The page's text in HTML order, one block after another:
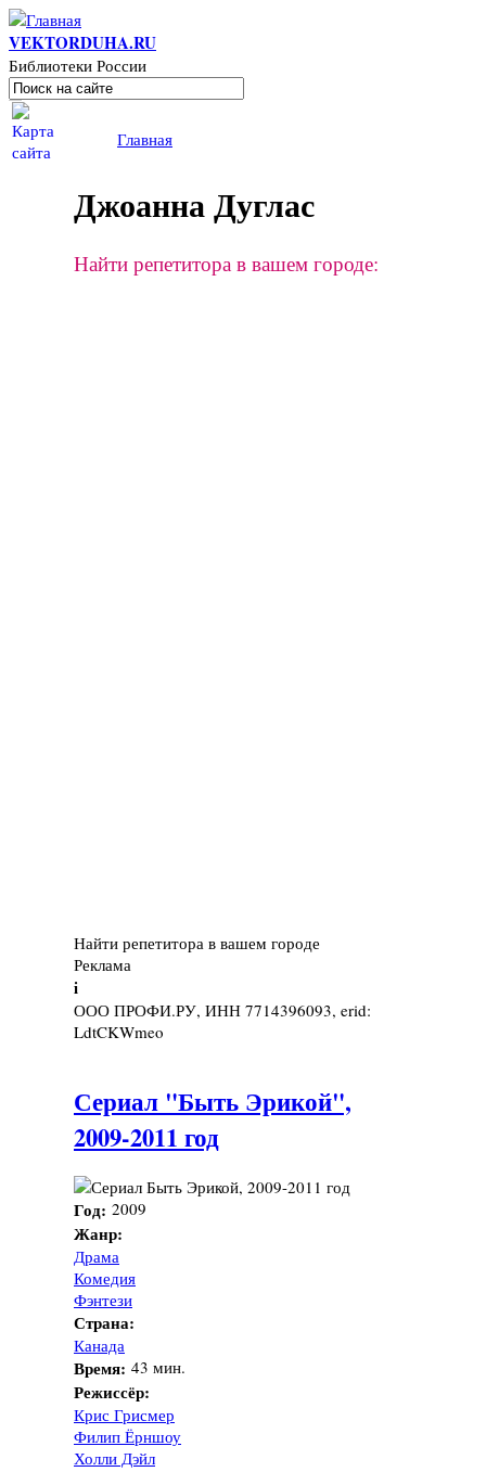
Перейти к основному содержанию
VEKTORDUHA.RU
Библиотеки России
Форма поиска
Поиск
Вы здесьГлавная
Джоанна Дуглас
Найти репетитора в вашем городе:
Найти репетитора в вашем городе
Реклама
i
ООО ПРОФИ.РУ, ИНН 7714396093, erid:
LdtCKWmeo
Сериал "Быть Эрикой",
2009-2011 год
Год: 2009
Жанр:
Драма
Комедия
Фэнтези
Страна:
Канада
Время: 43 мин.
Режиссёр:
Крис Грисмер
Филип Ёрншоу
Холли Дэйл